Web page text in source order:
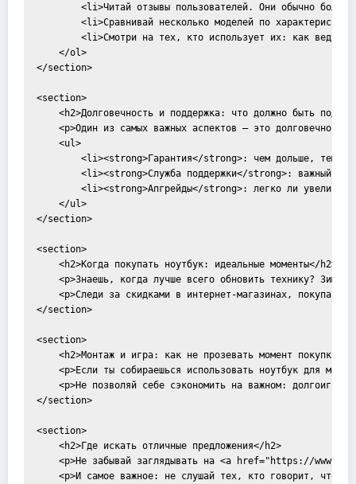
<li>Читай отзывы пользователей. Они обычно более
<li>Сравнивай несколько моделей по
<li>Смотри на тех, кто использует их: как ведут
    </ol>
</section>
<section>
<h2>Долговечность и поддержка: что должно быть под
<p>Один из самых важных аспектов — это
    <ul>
<li><strong>Гарантия</strong>: чем дольше, тем
<li><strong>Служба поддержки</strong>: важный
<li><strong>Апгрейды</strong>: легко ли
    </ul>
</section>
<section>
    <h2>Когда покупать ноутбук: идеальные моменты</h2>
<p>Знаешь, когда лучше всего обновить технику?
<p>Следи за скидками в интернет-магазинах, покупай
</section>
<section>
<h2>Монтаж и игра: как не прозевать момент покупки</
<p>Если ты собираешься использовать ноутбук для
<p>Не позволяй себе сэкономить на важном:
</section>
<section>
    <h2>Где искать отличные предложения</h2>
<p>Не забывай заглядывать на <a href="https://
<p>И самое важное: не слушай тех, кто говорит, что